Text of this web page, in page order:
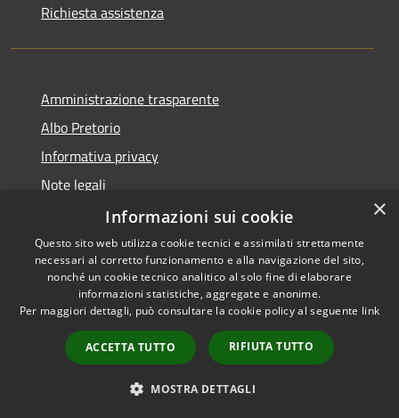
Richiesta assistenza
Amministrazione trasparente
Albo Pretorio
Informativa privacy
Note legali
Dichiarazione di accessibilità
RSS
Accessibilità
Copyright © 2026 • Comune di
Todi • Powered by
Municipium•
Accesso
redazione
×
Informazioni sui cookie
Questo sito web utilizza cookie tecnici e assimilati strettamente
necessari al corretto funzionamento e alla navigazione del sito,
nonché un cookie tecnico analitico al solo fine di elaborare
informazioni statistiche, aggregate e anonime.
Per maggiori dettagli, può consultare la cookie policy al seguente link
ACCETTA TUTTO RIFIUTA TUTTO
MOSTRA DETTAGLI